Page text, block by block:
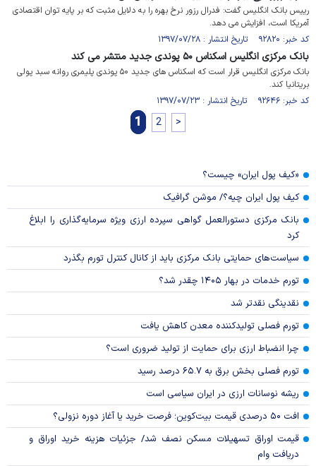
رییس بانک انگلیس گفت: فدرال رزور نرخ بهره را به دلایل مثبت که بر پایه توان اقتصادی
آمریکا است، افزایش می دهد.
کد خبر: ۹۲۸۲۰ تاریخ انتشار : ۱۳۹۷/۰۷/۲۸
بانک مرکزی انگلیس اسکناس ۵۰ پوندی جدید منتشر می کند
بانک مرکزی انگلیس قرار است که اسکناس های جدید ۵۰ پوندی پلیمری روانه سبد پولی
بریتانیا کند.
کد خبر: ۹۲۶۴۶ تاریخ انتشار : ۱۳۹۷/۰۷/۲۳
1 2 >
«کیف پول ایران» چیست؟
کیف پول ایران چیه؟/ موشن گرافیک
بانک مرکزی دستورالعمل گواهی سپرده ارزی ویژه سرمایه‌گذاری را ابلاغ
کرد
سیاست‌های حمایتی بانک مرکزی باید از کانال کنترل تورم بگذرد
تورم خدمات در بهار ۱۴۰۵ چقدر شد؟
نقدینگی نقدتر شد
تورم فصلی تولیدکننده معدن کاهش یافت
چرا انضباط ارزی برای حمایت از تولید ضروری است؟
تورم فصلی بخش برق به ۶۵.۷ درصد رسید
ریشه نوسانات ارزی در ایران سیاسی است
افت ۵۰ درصدی قیمت بیت‌کوین؛ فرصت خرید یا آغاز دوره نزولی؟
قیمت اوراق تسهیلات مسکن نصف شد/ جزئیات هزینه خرید اوراق و
دریافت وام